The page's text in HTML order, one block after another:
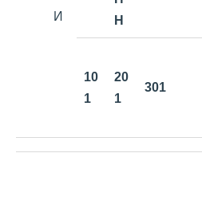
И
Н
10
1
20
1
301